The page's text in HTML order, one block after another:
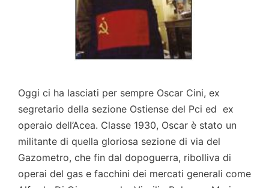
Oggi ci ha lasciati per sempre Oscar Cini, ex
segretario della sezione Ostiense del Pci ed ex
operaio dell’Acea. Classe 1930, Oscar è stato un
militante di quella gloriosa sezione di via del
Gazometro, che fin dal dopoguerra, ribolliva di
operai del gas e facchini dei mercati generali come